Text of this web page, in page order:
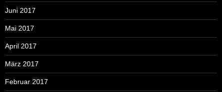
Juni 2017
Mai 2017
April 2017
März 2017
Februar 2017